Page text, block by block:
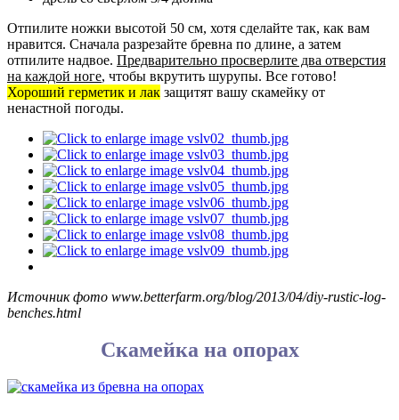
Отпилите ножки высотой 50 см, хотя сделайте так, как вам
нравится. Сначала разрезайте бревна по длине, а затем
отпилите надвое. Предварительно просверлите два отверстия
на каждой ноге, чтобы вкрутить шурупы. Все готово!
Хороший герметик и лак защитят вашу скамейку от
ненастной погоды.
Источник фото www.betterfarm.org/blog/2013/04/diy-rustic-log-
benches.html
Скамейка на опорах